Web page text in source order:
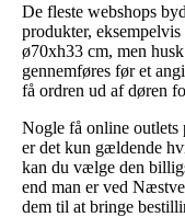
De fleste webshops
produkter,
ø70xh33 cm, men
gennemføres før et
få ordren ud af døren
Nogle få online outlets
er det kun gældende
kan du vælge den
end man er ved
dem til at bringe